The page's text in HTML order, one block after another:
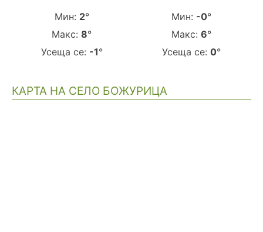
Мин: 2°
Макс: 8°
Усеща се: -1°
Мин: -0°
Макс: 6°
Усеща се: 0°
КАРТА НА СЕЛО БОЖУРИЦА